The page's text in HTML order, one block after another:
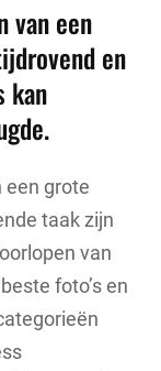
van een
en
kan
een grote
taak zijn
van
foto’s en